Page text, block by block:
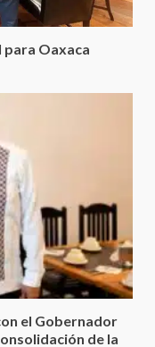
para Oaxaca
el Gobernador
de la
Ruffo en Baja
investiga por
de
Oaxaca-
al
a realizar una
y estructural
de la
Garza